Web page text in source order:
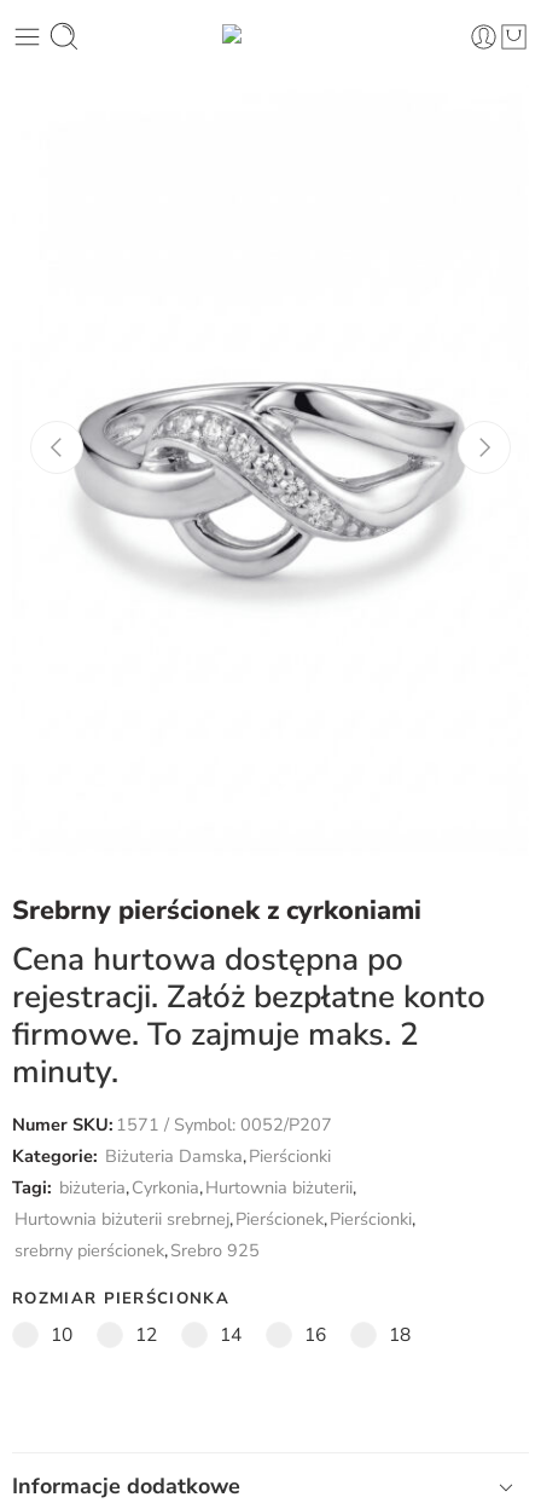
Srebrny pierścionek z cyrkoniami
Cena hurtowa dostępna po
rejestracji. Załóż bezpłatne konto
firmowe. To zajmuje maks. 2
minuty.
Numer SKU: 1571 / Symbol: 0052/P207
Kategorie: Biżuteria Damska,Pierścionki
Tagi: biżuteria,Cyrkonia,Hurtownia biżuterii,
Hurtownia biżuterii srebrnej,Pierścionek,Pierścionki,
srebrny pierścionek,Srebro 925
ROZMIAR PIERŚCIONKA
10 12 14 16 18
Informacje dodatkowe